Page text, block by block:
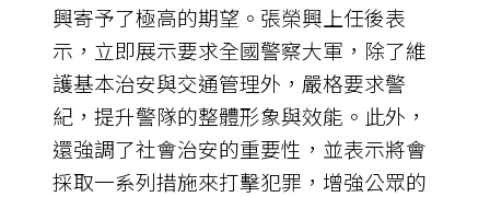
興寄予了極高的期望。張榮興上任後表
示，立即展示要求全國警察大軍，除了維
護基本治安與交通管理外，嚴格要求警
紀，提升警隊的整體形象與效能。此外，
還強調了社會治安的重要性，並表示將會
採取一系列措施來打擊犯罪，增強公眾的